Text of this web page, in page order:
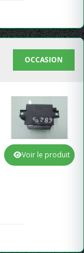
OCCASION
Voir le produit